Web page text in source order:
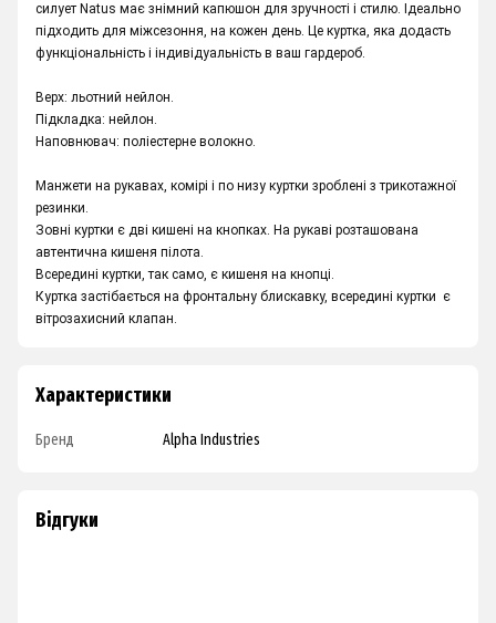
силует Natus має знімний капюшон для зручності і стилю. Ідеально
підходить для міжсезоння, на кожен день. Це куртка, яка додасть
функціональність і індивідуальність в ваш гардероб.
Верх: льотний нейлон.
Підкладка: нейлон.
Наповнювач: поліестерне волокно.
Манжети на рукавах, комірі і по низу куртки зроблені з трикотажної
резинки.
Зовні куртки є дві кишені на кнопках. На рукаві розташована
автентична кишеня пілота.
Всередині куртки, так само, є кишеня на кнопці.
Куртка застібається на фронтальну блискавку, всередині куртки є
вітрозахисний клапан.
Характеристики
Бренд Alpha Industries
Відгуки